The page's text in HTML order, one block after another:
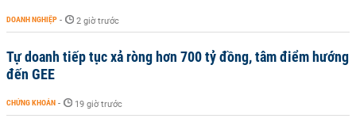
DOANH NGHIỆP - 2 giờ trước
Tự doanh tiếp tục xả ròng hơn 700 tỷ đồng, tâm điểm hướng
đến GEE
CHỨNG KHOÁN - 19 giờ trước